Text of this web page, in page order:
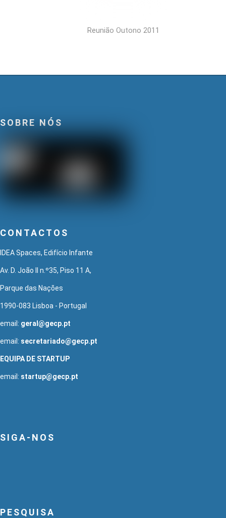
Reunião Outono 2011
SOBRE NÓS
CONTACTOS
IDEA Spaces, Edifício Infante
Av. D. João II n.º35, Piso 11 A,
Parque das Nações
1990-083 Lisboa - Portugal
email: geral@gecp.pt
email: secretariado@gecp.pt
EQUIPA DE STARTUP
email: startup@gecp.pt
SIGA-NOS
PESQUISA